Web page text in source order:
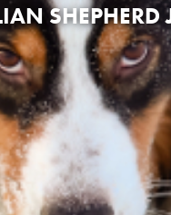
SHEPHERD